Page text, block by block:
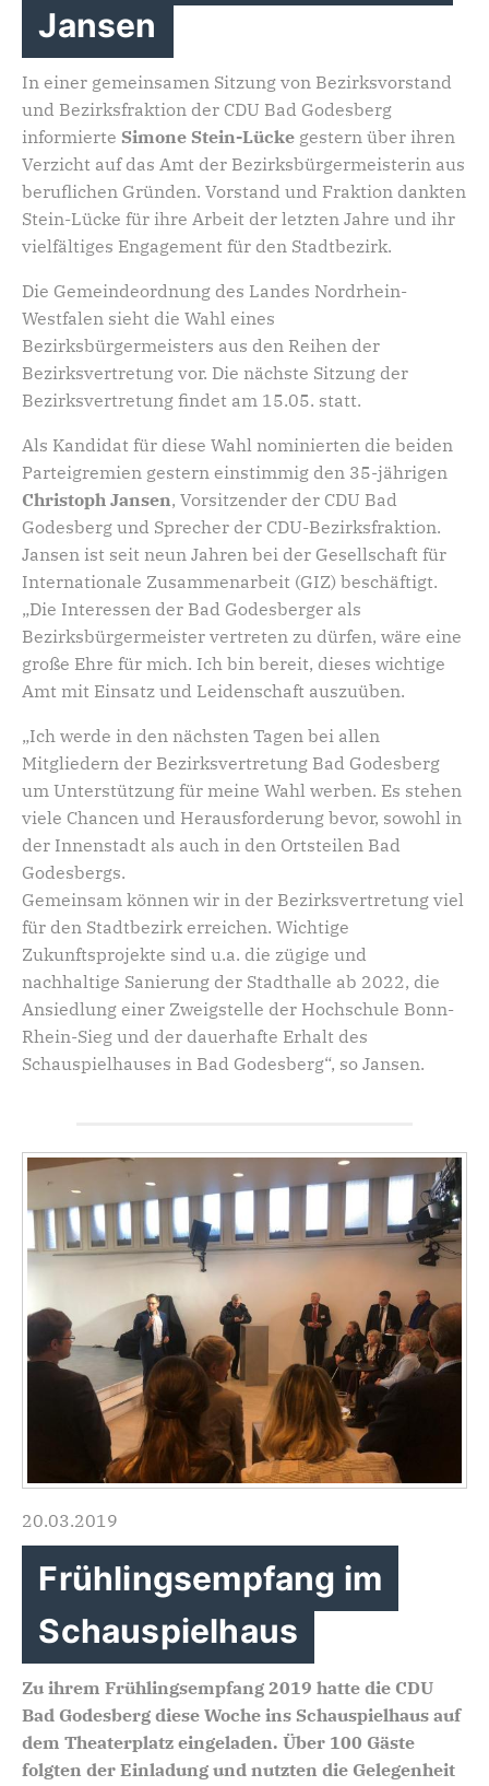
Jansen
In einer gemeinsamen Sitzung von Bezirksvorstand
und Bezirksfraktion der CDU Bad Godesberg
informierte Simone Stein-Lücke gestern über ihren
Verzicht auf das Amt der Bezirksbürgermeisterin aus
beruflichen Gründen. Vorstand und Fraktion dankten
Stein-Lücke für ihre Arbeit der letzten Jahre und ihr
vielfältiges Engagement für den Stadtbezirk.
Die Gemeindeordnung des Landes Nordrhein-
Westfalen sieht die Wahl eines
Bezirksbürgermeisters aus den Reihen der
Bezirksvertretung vor. Die nächste Sitzung der
Bezirksvertretung findet am 15.05. statt.
Als Kandidat für diese Wahl nominierten die beiden
Parteigremien gestern einstimmig den 35-jährigen
Christoph Jansen, Vorsitzender der CDU Bad
Godesberg und Sprecher der CDU-Bezirksfraktion.
Jansen ist seit neun Jahren bei der Gesellschaft für
Internationale Zusammenarbeit (GIZ) beschäftigt.
„Die Interessen der Bad Godesberger als
Bezirksbürgermeister vertreten zu dürfen, wäre eine
große Ehre für mich. Ich bin bereit, dieses wichtige
Amt mit Einsatz und Leidenschaft auszuüben.
„Ich werde in den nächsten Tagen bei allen
Mitgliedern der Bezirksvertretung Bad Godesberg
um Unterstützung für meine Wahl werben. Es stehen
viele Chancen und Herausforderung bevor, sowohl in
der Innenstadt als auch in den Ortsteilen Bad
Godesbergs.
Gemeinsam können wir in der Bezirksvertretung viel
für den Stadtbezirk erreichen. Wichtige
Zukunftsprojekte sind u.a. die zügige und
nachhaltige Sanierung der Stadthalle ab 2022, die
Ansiedlung einer Zweigstelle der Hochschule Bonn-
Rhein-Sieg und der dauerhafte Erhalt des
Schauspielhauses in Bad Godesberg“, so Jansen.
20.03.2019
Frühlingsempfang im
Schauspielhaus
Zu ihrem Frühlingsempfang 2019 hatte die CDU
Bad Godesberg diese Woche ins Schauspielhaus auf
dem Theaterplatz eingeladen. Über 100 Gäste
folgten der Einladung und nutzten die Gelegenheit